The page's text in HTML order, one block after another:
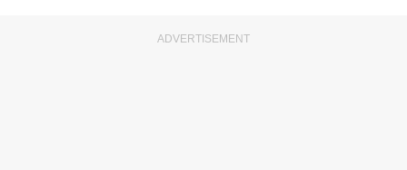
ADVERTISEMENT